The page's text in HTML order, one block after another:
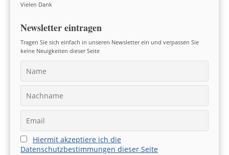
Vielen Dank
Newsletter eintragen
Tragen Sie sich einfach in unseren Newsletter ein und verpassen Sie
keine Neuigkeiten dieser Seite
Hiermit akzeptiere ich die
Datenschutzbestimmungen dieser Seite